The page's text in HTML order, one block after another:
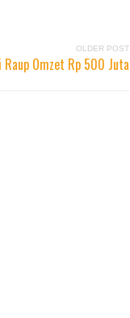
OLDER POST
Omzet Rp 500 Juta